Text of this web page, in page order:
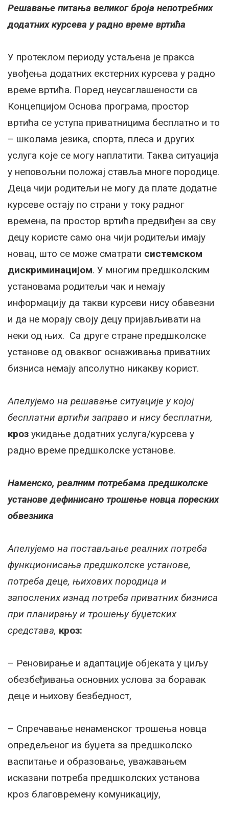
Решавање питања великог броја непотребних
додатних курсева у радно време вртића
У протеклом периоду устаљена је пракса
увођења додатних екстерних курсева у радно
време вртића. Поред неусаглашености са
Концепцијом Основа програма, простор
вртића се уступа приватницима бесплатно и то
– школама језика, спорта, плеса и других
услуга које се могу наплатити. Таква ситуација
у неповољни положај ставља многе породице.
Деца чији родитељи не могу да плате додатне
курсеве остају по страни у току радног
времена, па простор вртића предвиђен за сву
децу користе само она чији родитељи имају
новац, што се може сматрати системском
дискриминацијом. У многим предшколским
установама родитељи чак и немају
информацију да такви курсеви нису обавезни
и да не морају своју децу пријављивати на
неки од њих. Са друге стране предшколске
установе од оваквог оснаживања приватних
бизниса немају апсолутно никакву корист.
Апелујемо на решавање ситуације у којој
бесплатни вртићи заправо и нису бесплатни,
кроз укидање додатних услуга/курсева у
радно време предшколске установе.
Наменско, реалним потребама предшколске
установе дефинисано трошење новца пореских
обвезника
Апелујемо на постављање реалних потреба
функционисања предшколске установе,
потреба деце, њихових породица и
запослених изнад потреба приватних бизниса
при планирању и трошењу буџетских
средстава, кроз:
– Реновирање и адаптације објеката у циљу
обезбеђивања основних услова за боравак
деце и њихову безбедност,
– Спречавање ненаменског трошења новца
опредељеног из буџета за предшколско
васпитање и образовање, уважавањем
исказани потреба предшколских установа
кроз благовремену комуникацију,